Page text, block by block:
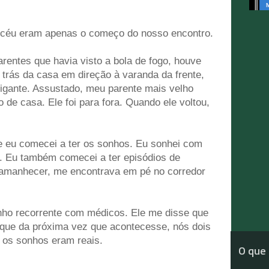
eram apenas o começo do nosso encontro.
que havia visto a bola de fogo, houve
da casa em direção à varanda da frente,
Assustado, meu parente mais velho
casa. Ele foi para fora. Quando ele voltou,
comecei a ter os sonhos. Eu sonhei com
também comecei a ter episódios de
me encontrava em pé no corredor
recorrente com médicos. Ele me disse que
da próxima vez que acontecesse, nós dois
sonhos eram reais.
O